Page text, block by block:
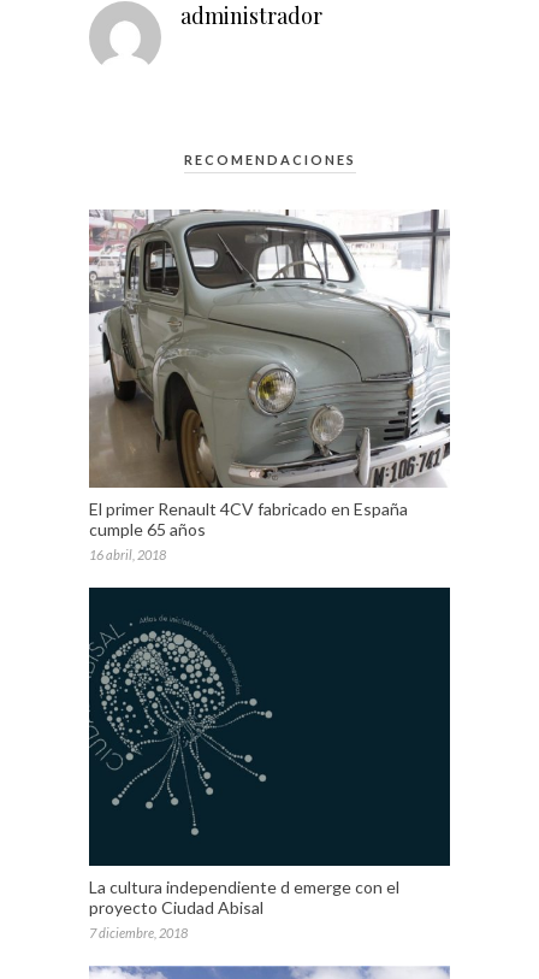
administrador
RECOMENDACIONES
El primer Renault 4CV fabricado en España
cumple 65 años
16 abril, 2018
La cultura independiente d emerge con el
proyecto Ciudad Abisal
7 diciembre, 2018